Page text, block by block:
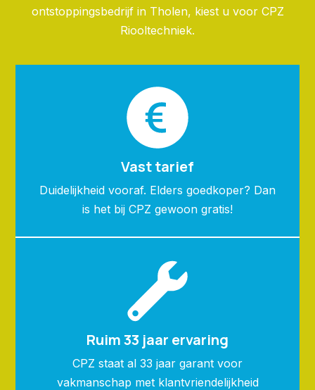
ontstoppingsbedrijf in Tholen, kiest u voor CPZ
Riooltechniek.
Vast tarief
Duidelijkheid vooraf. Elders goedkoper? Dan
is het bij CPZ gewoon gratis!
Ruim 33 jaar ervaring
CPZ staat al 33 jaar garant voor
vakmanschap met klantvriendelijkheid